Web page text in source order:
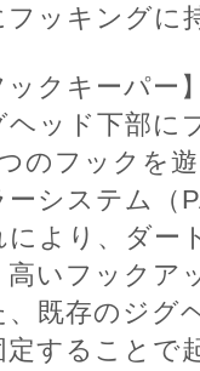
フッキングに
ックキーパー
ヘッド下部に
のフックを
ーシステム（
により、ダー
高いフックア
、既存のジグ
定することで